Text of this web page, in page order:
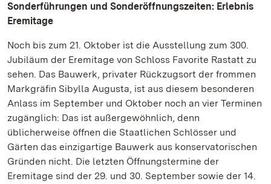
Sonderführungen und Sonderöffnungszeiten: Erlebnis
Eremitage
Noch bis zum 21. Oktober ist die Ausstellung zum 300.
Jubiläum der Eremitage von Schloss Favorite Rastatt zu
sehen. Das Bauwerk, privater Rückzugsort der frommen
Markgräfin Sibylla Augusta, ist aus diesem besonderen
Anlass im September und Oktober noch an vier Terminen
zugänglich: Das ist außergewöhnlich, denn
üblicherweise öffnen die Staatlichen Schlösser und
Gärten das einzigartige Bauwerk aus konservatorischen
Gründen nicht. Die letzten Öffnungstermine der
Eremitage sind der 29. und 30. September sowie der 14.